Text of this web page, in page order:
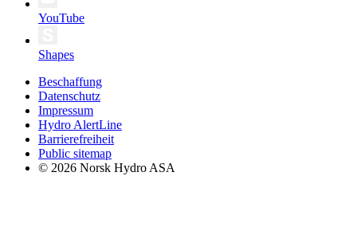
YouTube
Shapes
Beschaffung
Datenschutz
Impressum
Hydro AlertLine
Barrierefreiheit
Public sitemap
© 2026 Norsk Hydro ASA